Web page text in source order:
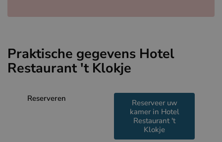
Praktische gegevens Hotel
Restaurant 't Klokje
Reserveren
Reserveer uw
kamer in Hotel
Restaurant 't
Klokje